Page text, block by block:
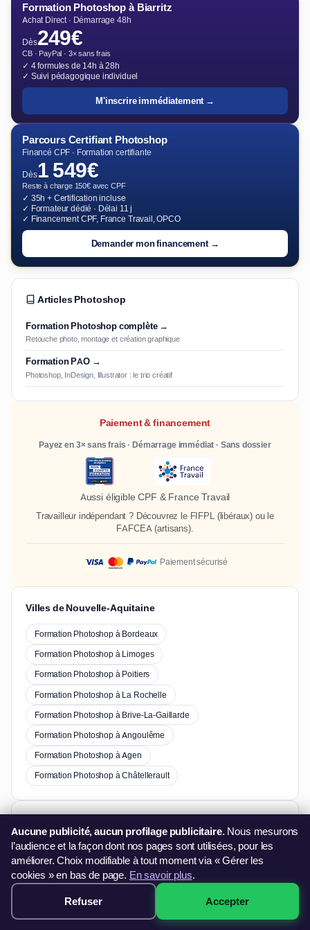
Formation Photoshop à Biarritz
Achat Direct · Démarrage 48h
Dès249€
CB · PayPal · 3× sans frais
✓ 4 formules de 14h à 28h
✓ Suivi pédagogique individuel
M'inscrire immédiatement →
Parcours Certifiant Photoshop
Financé CPF · Formation certifiante
Dès1 549€
Reste à charge 150€ avec CPF
✓ 35h + Certification incluse
✓ Formateur dédié · Délai 11 j
✓ Financement CPF, France Travail, OPCO
Demander mon financement →
Articles Photoshop
Formation Photoshop complète →
Retouche photo, montage et création graphique
Formation PAO →
Photoshop, InDesign, Illustrator : le trio créatif
Paiement & financement
Payez en 3× sans frais · Démarrage immédiat · Sans dossier
Aussi éligible CPF & France Travail
Travailleur indépendant ? Découvrez le FIFPL(libéraux) ou le
FAFCEA (artisans).
Paiement sécurisé
Villes de Nouvelle-Aquitaine
Formation Photoshop à Bordeaux
Formation Photoshop à Limoges
Formation Photoshop à Poitiers
Formation Photoshop à La Rochelle
Formation Photoshop à Brive-La-Gaillarde
Formation Photoshop à Angoulême
Formation Photoshop à Agen
Formation Photoshop à Châtellerault
Formation Excel à Biarritz
Formation Word à Biarritz
349€ · Voir les sessions →
Aucune publicité, aucun profilage publicitaire.Nous mesurons
l’audience et la façon dont nos pages sont utilisées, pour les
améliorer. Choix modifiable à tout moment via « Gérer les
cookies » en bas de page. En savoir plus.
Refuser Accepter